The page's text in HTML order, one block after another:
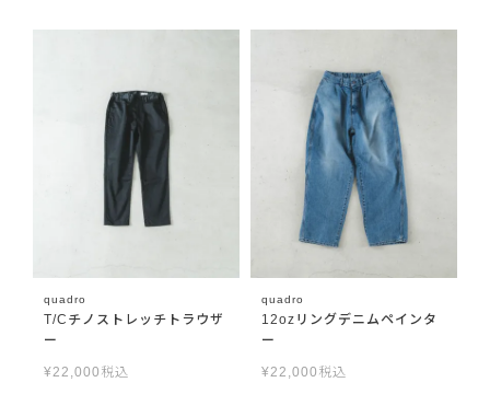
quadro
T/Cチノストレッチトラウザ
ー
¥22,000 税込
quadro
12ozリングデニムペインタ
ー
¥22,000 税込